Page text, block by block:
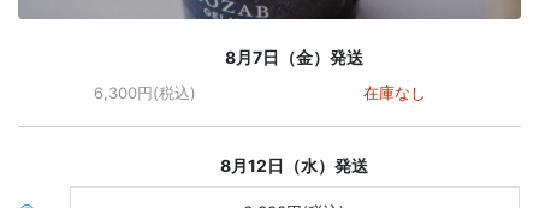
8月7日（金）発送
6,300円(税込) 在庫なし
8月12日（水）発送